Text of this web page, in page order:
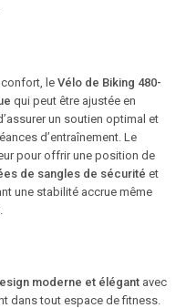
le Vélo de Biking 480-
qui peut être ajustée en
un soutien optimal et
d’entraînement. Le
pour offrir une position de
de sangles de sécurité et
une stabilité accrue même
moderne et élégant avec
dans tout espace de fitness.